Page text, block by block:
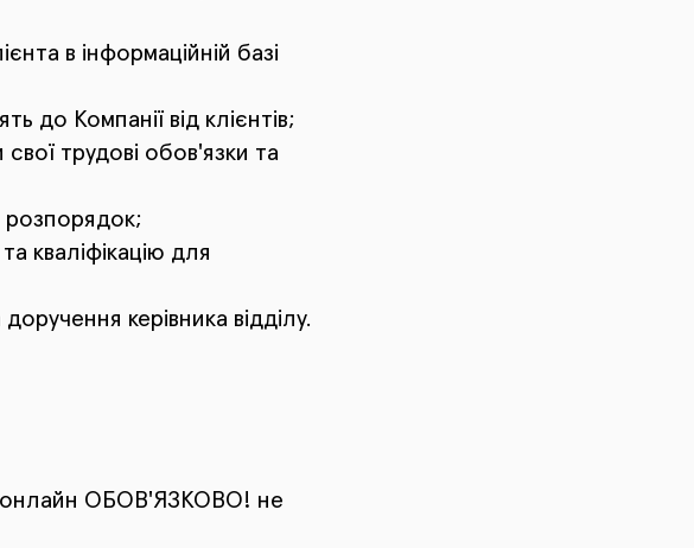
в інформаційній базі
до Компанії від клієнтів;
трудові обов'язки та
розпорядок;
кваліфікацію для
керівника відділу.
онлайн ОБОВ'ЯЗКОВО! не